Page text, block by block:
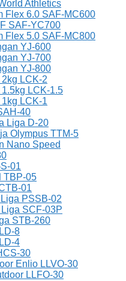
Athletics
Flex 6.0 SAF-MC600
SAF-YC700
Flex 5.0 SAF-MC800
YJ-600
YJ-700
YJ-800
LCK-2
LCK-1.5
LCK-1
40
Liga D-20
Olympus TTM-5
Nano Speed
01
TBP-05
01
PSSB-02
SCF-03P
STB-260
8
4
30
Enlio LLVO-30
LLFO-30